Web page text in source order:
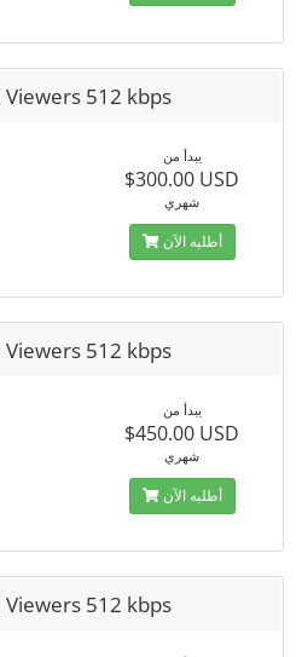
512 kbps
يبدأ من
$300.00 USD
شهري
أطلبه الآن
512 kbps
يبدأ من
$450.00 USD
شهري
أطلبه الآن
512 kbps